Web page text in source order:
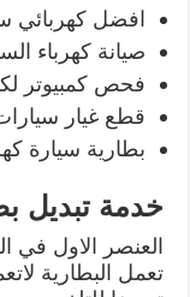
افضل كهربائي
صيانة كهرباء
فحص كمبيوتر
قطع غيار
بطارية سيارة
خدمة تبديل
العنصر الاول في
تعمل البطارية